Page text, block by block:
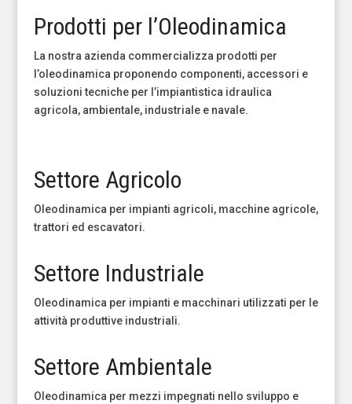
Prodotti per l’Oleodinamica
La nostra azienda commercializza prodotti per
l’oleodinamica proponendo componenti, accessori e
soluzioni tecniche per l’impiantistica idraulica
agricola, ambientale, industriale e navale.
Settore Agricolo
Oleodinamica per impianti agricoli, macchine agricole,
trattori ed escavatori.
Settore Industriale
Oleodinamica per impianti e macchinari utilizzati per le
attività produttive industriali.
Settore Ambientale
Oleodinamica per mezzi impegnati nello sviluppo e